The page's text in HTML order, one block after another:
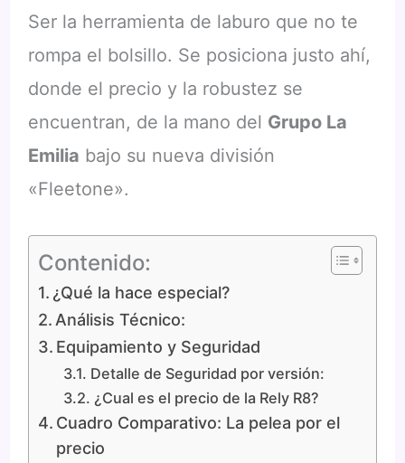
Ser la herramienta de laburo que no te
rompa el bolsillo. Se posiciona justo ahí,
donde el precio y la robustez se
encuentran, de la mano del Grupo La
Emilia bajo su nueva división
«Fleetone».
Contenido:
¿Qué la hace especial?
Análisis Técnico:
Equipamiento y Seguridad
Detalle de Seguridad por versión:
¿Cual es el precio de la Rely R8?
Cuadro Comparativo: La pelea por el
precio